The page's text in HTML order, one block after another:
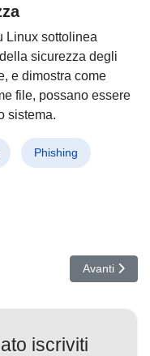
Linux sottolinea
sicurezza degli
e dimostra come
file, possano essere
sistema.
Phishing
Minaccia che Inganna
Articolo
Avanti
iscriviti